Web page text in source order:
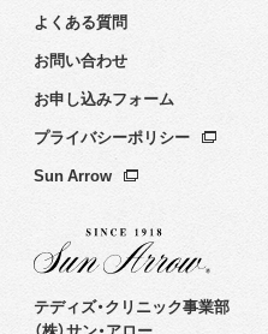
テディズ・クリニック事業部
よくある質問
お問い合わせ
お申し込みフォーム
プライバシーポリシー
Sun Arrow